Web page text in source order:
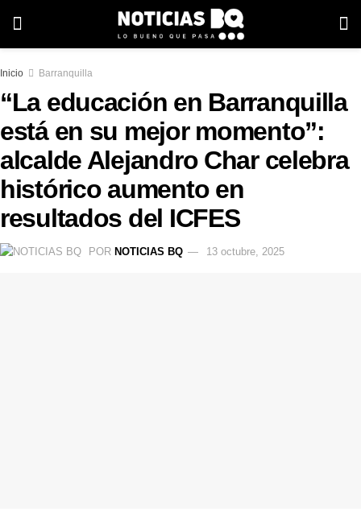
Inicio Barranquilla
“La educación en Barranquilla
está en su mejor momento”:
alcalde Alejandro Char celebra
histórico aumento en
resultados del ICFES
POR NOTICIAS BQ 13 octubre, 2025